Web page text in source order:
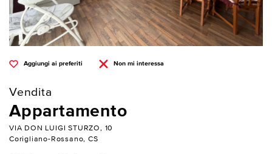
Aggiungi ai preferiti Non mi interessa
Vendita
Appartamento
VIA DON LUIGI STURZO, 10
Corigliano-Rossano, CS